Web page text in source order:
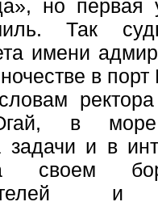
но первая
Так
имени
в
ректора
в
задачи и в
своем
и